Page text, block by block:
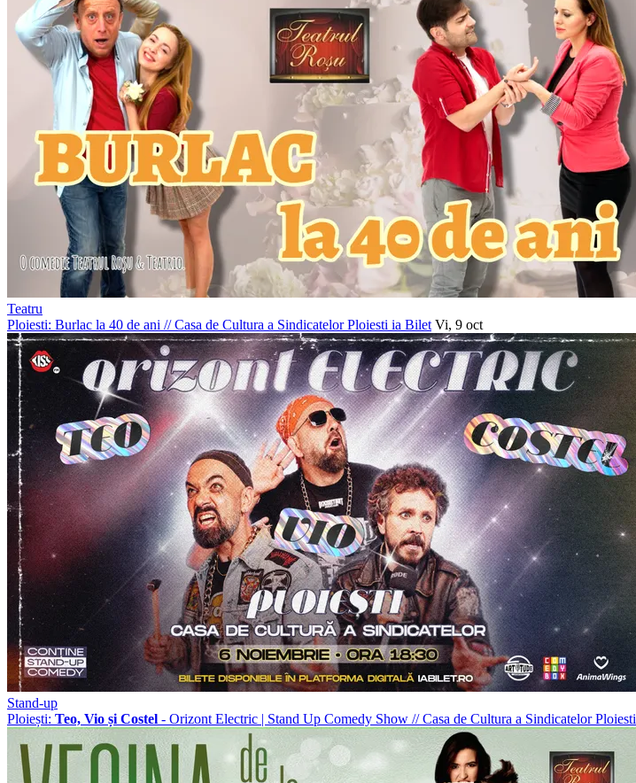
Teatru
Ploiesti: Burlac la 40 de ani //Casa de Cultura a Sindicatelor Ploiesti ia Bilet Vi, 9 oct
Stand-up
Ploiești: Teo, Vio și Costel - Orizont Electric | Stand Up Comedy Show //Casa de Cultura a Sindicatelor Ploiesti